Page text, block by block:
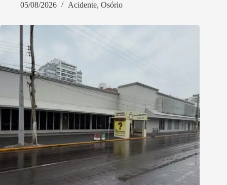
05/08/2026
Acidente, Osório